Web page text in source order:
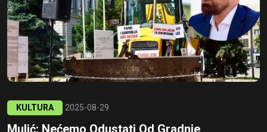
KULTURA 2025-08-29